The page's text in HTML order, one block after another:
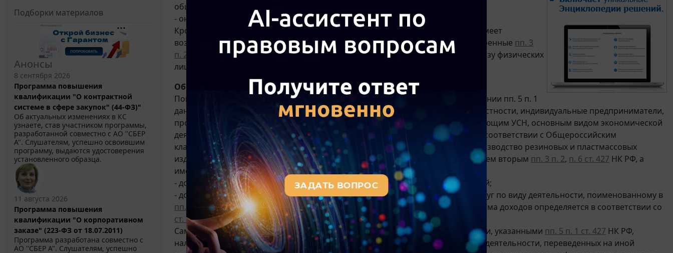
Подборки материалов
Анонсы
8 сентября 2026
Программа повышения
квалификации "О контрактной
системе в сфере закупок" (44-ФЗ)"
Об актуальных изменениях в КС
узнаете, став участником программы,
разработанной совместно с АО ''СБЕР
А". Слушателям, успешно освоившим
программу, выдаются удостоверения
установленного образца.
11 августа 2026
Программа повышения
квалификации "О корпоративном
заказе" (223-ФЗ от 18.07.2011)
Программа разработана совместно с
АО ''СБЕР А". Слушателям, успешно
общей сумме доходов предпринимателя;
- он продолжит применять УСН.
Кроме того, в связи с применением ПСН предприниматель в данном случае имеет
возможность применять пониженные тарифы страховых взносов, предусмотренные пп. 3
п. 2 ст. 427
НК РФ, в отношении выплат и вознаграждений, начисленных в пользу физических
лиц, занятых в виде экономической деятельности, указанном в патенте.
Обоснование вывода:
Пониженные тарифы страховых взносов установлены ст. 427
НК РФ. На основании пп. 5 п. 1
данной статьи пониженные тарифы страховых взносов могут применять, в частности, индивидуальные предприниматели,
производящие выплаты и иные вознаграждения физическим лицам, применяющим УСН, основным видом экономической
деятельности (классифицируемым на основании кодов видов деятельности в соответствии с Общероссийским
классификатором видов экономической деятельности) которых является производство резиновых и пластмассовых
изделий. Для этого необходимо выполнение условий, предусмотренных абзацем вторым пп. 3 п. 2, п. 6 ст. 427 НК РФ, а
именно:
- доходы предпринимателя за налоговый период не превышают 79 млн. рублей;
- доля доходов от осуществления реализации продукции и (или) оказанных услуг по виду деятельности, поименованному в
пп. 5 п. 1 ст. 427НК РФ, составляет не менее 70% в общем объеме доходов. Сумма доходов определяется в соответствии со
ст. 346.15НК РФ.
Сам по себе факт осуществления плательщиком наряду с видами деятельности, указанными пп. 5 п. 1 ст. 427 НК РФ,
налогообложение которых осуществляется в рамках УСН, также и иных видов деятельности, переведенных на иной